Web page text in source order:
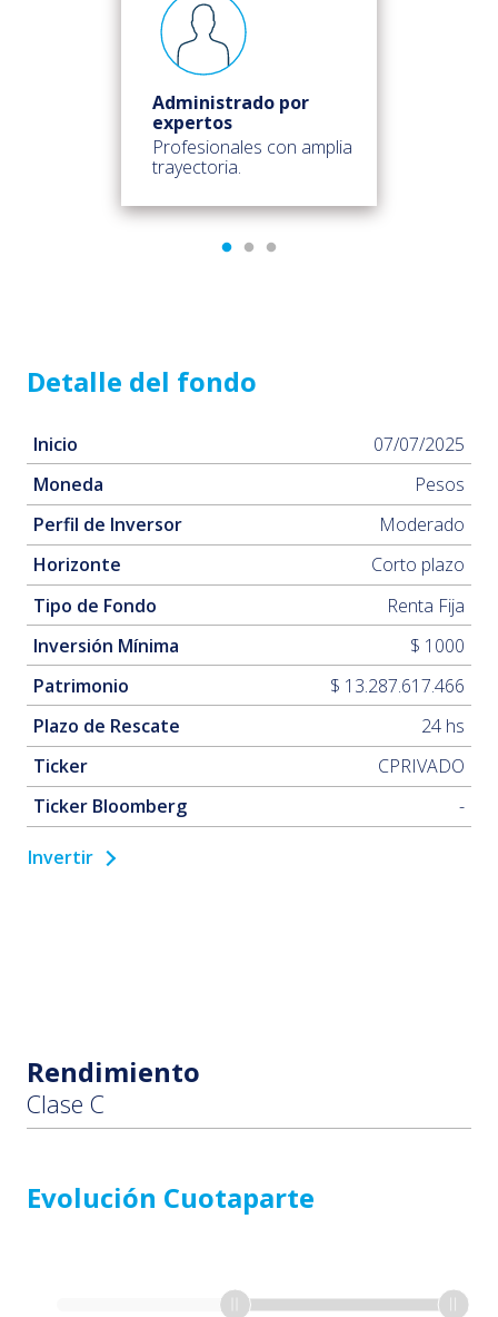
Administrado por
expertos
Profesionales con amplia
trayectoria.
Detalle del fondo
Inicio
07/07/2025
Moneda
Pesos
Perfil de Inversor
Moderado
Horizonte
Corto plazo
Tipo de Fondo
Renta Fija
Inversión Mínima
$ 1000
Patrimonio
$ 13.287.617.466
Plazo de Rescate
24 hs
Ticker
CPRIVADO
Ticker Bloomberg
-
Invertir
Rendimiento
Clase C
Evolución Cuotaparte